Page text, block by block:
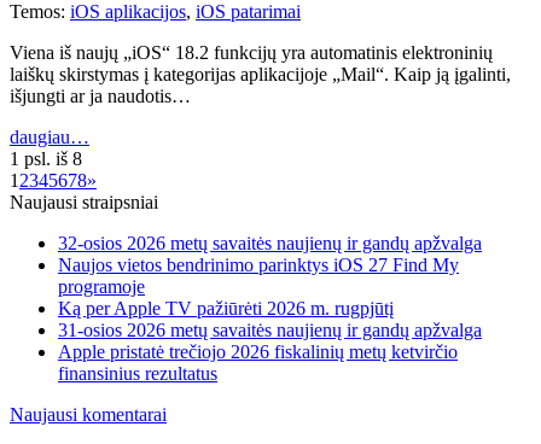
Temos: iOS aplikacijos, iOS patarimai
Viena iš naujų „iOS“ 18.2 funkcijų yra automatinis elektroninių
laiškų skirstymas į kategorijas aplikacijoje „Mail“. Kaip ją įgalinti,
išjungti ar ja naudotis…
daugiau…
1 psl. iš 8
1 2345678»
Naujausi straipsniai
32-osios 2026 metų savaitės naujienų ir gandų apžvalga
Naujos vietos bendrinimo parinktys iOS 27 Find My
programoje
Ką per Apple TV pažiūrėti 2026 m. rugpjūtį
31-osios 2026 metų savaitės naujienų ir gandų apžvalga
Apple pristatė trečiojo 2026 fiskalinių metų ketvirčio
finansinius rezultatus
Naujausi komentarai